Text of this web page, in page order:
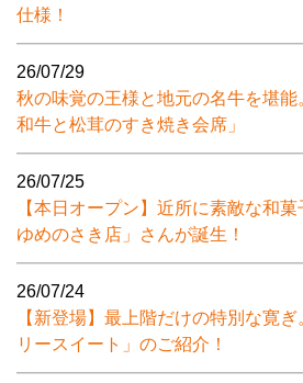
仕様！
26/07/29
秋の味覚の王様と地元の名牛を堪
和牛と松茸のすき焼き会席」
26/07/25
【本日オープン】近所に素敵な和
ゆめのさき店」さんが誕生！
26/07/24
【新登場】最上階だけの特別な寛
リースイート」のご紹介！